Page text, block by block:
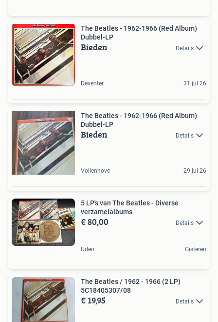
The Beatles - 1962-1966 (Red Album)
Dubbel-LP
Bieden Details
Deventer 31 jul 26
The Beatles - 1962-1966 (Red Album)
Dubbel-LP
Bieden Details
Vollenhove 29 jul 26
5 LP's van The Beatles - Diverse
verzamelalbums
€ 80,00 Details
Uden Gisteren
The Beatles / 1962 - 1966 (2 LP)
5C18405307/08
€ 19,95 Details